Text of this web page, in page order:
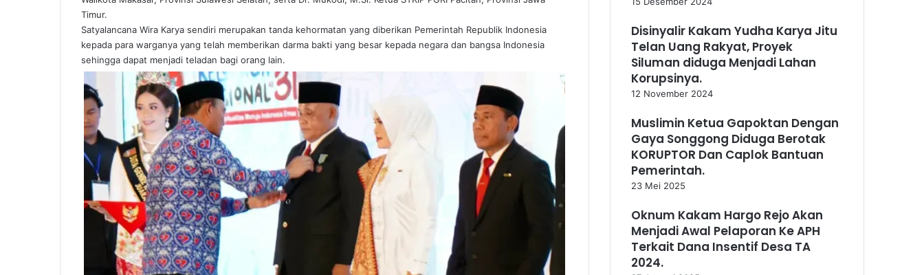
Timur.
Satyalancana Wira Karya sendiri merupakan tanda kehormatan yang diberikan Pemerintah Republik Indonesia
kepada para warganya yang telah memberikan darma bakti yang besar kepada negara dan bangsa Indonesia
sehingga dapat menjadi teladan bagi orang lain.
Disinyalir Kakam Yudha Karya Jitu
Telan Uang Rakyat, Proyek
Siluman diduga Menjadi Lahan
Korupsinya.
12 November 2024
Muslimin Ketua Gapoktan Dengan
Gaya Songgong Diduga Berotak
KORUPTOR Dan Caplok Bantuan
Pemerintah.
23 Mei 2025
Oknum Kakam Hargo Rejo Akan
Menjadi Awal Pelaporan Ke APH
Terkait Dana Insentif Desa TA
2024.